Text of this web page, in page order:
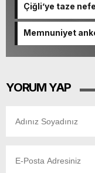
Çiğli’ye taze
Memnuniyet
başkanlardan
YORUM YAP